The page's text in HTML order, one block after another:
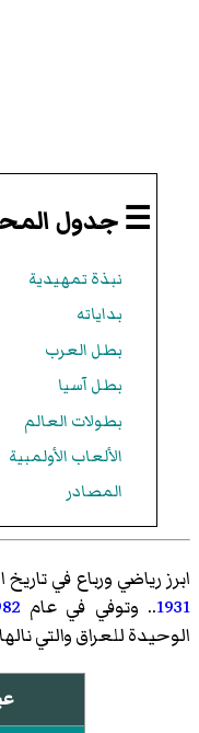
☰ جدول
نبذة تمهيدية
بداياته
بطل العرب
بطل آسيا
بطولات العالم
الألعاب الأولمبية
المصادر
ابرز رياضي ورباع في
1931.. وتوفي في عام
الوحيدة للعراق والتي